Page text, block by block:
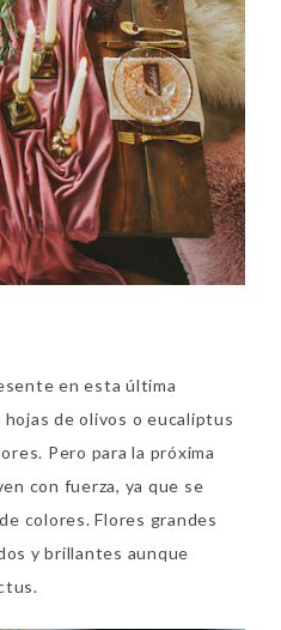
en esta última
de olivos o eucaliptus
Pero para la próxima
con fuerza, ya que se
colores. Flores grandes
y brillantes aunque